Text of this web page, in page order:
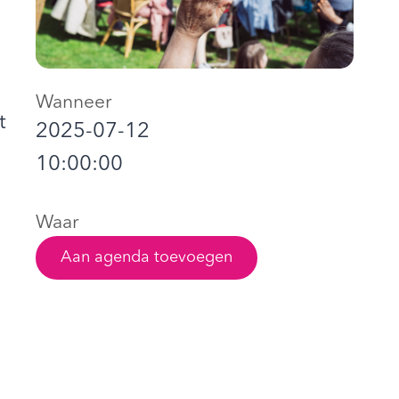
Wanneer
2025-07-12
10:00:00
Waar
Aan agenda toevoegen